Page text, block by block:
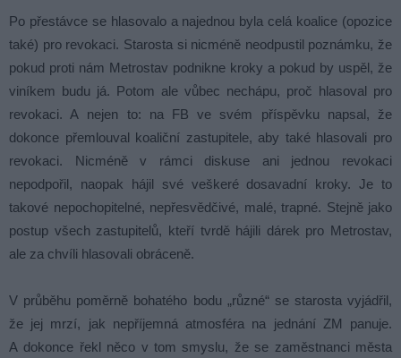
Po přestávce se hlasovalo a najednou byla celá koalice (opozice
také) pro revokaci. Starosta si nicméně neodpustil poznámku, že
pokud proti nám Metrostav podnikne kroky a pokud by uspěl, že
viníkem budu já. Potom ale vůbec nechápu, proč hlasoval pro
revokaci. A nejen to: na FB ve svém příspěvku napsal, že
dokonce přemlouval koaliční zastupitele, aby také hlasovali pro
revokaci. Nicméně v rámci diskuse ani jednou revokaci
nepodpořil, naopak hájil své veškeré dosavadní kroky. Je to
takové nepochopitelné, nepřesvědčivé, malé, trapné. Stejně jako
postup všech zastupitelů, kteří tvrdě hájili dárek pro Metrostav,
ale za chvíli hlasovali obráceně.
V průběhu poměrně bohatého bodu „různé“ se starosta vyjádřil,
že jej mrzí, jak nepříjemná atmosféra na jednání ZM panuje.
A dokonce řekl něco v tom smyslu, že se zaměstnanci města